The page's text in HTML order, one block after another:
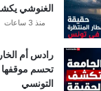
الغنوشي
منذ 3 ساعات
رادس أم
تحسم موقفها
التونسي